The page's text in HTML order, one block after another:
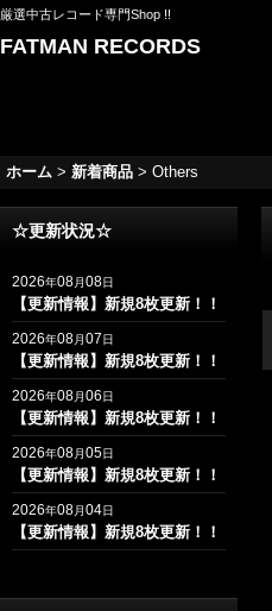
厳選中古レコード専門Shop !!
FATMAN RECORDS
ホーム > 新着商品 > Others
☆更新状況☆
2026年08月08日
【更新情報】新規8枚更新！！
2026年08月07日
【更新情報】新規8枚更新！！
2026年08月06日
【更新情報】新規8枚更新！！
2026年08月05日
【更新情報】新規8枚更新！！
2026年08月04日
【更新情報】新規8枚更新！！